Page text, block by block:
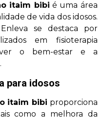
itaim bibi é uma área
de vida dos idosos.
se destaca por
em fisioterapia
o bem-estar e a
para idosos
itaim bibi proporciona
como a melhora da